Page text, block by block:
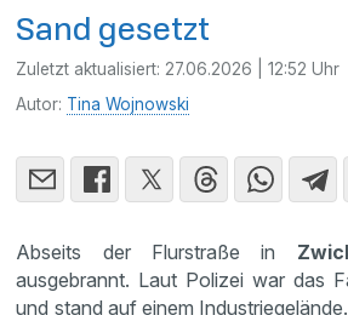
Sand gesetzt
Zuletzt aktualisiert: 27.06.2026 | 12:52 Uhr
Autor: Tina Wojnowski
Abseits der Flurstraße in
ausgebrannt. Laut Polizei war das
und stand auf einem